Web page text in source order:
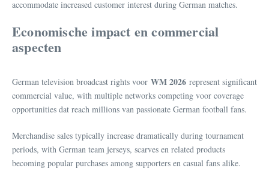
accommodate increased customer interest during German matches.
Economische impact en commercial
aspecten
German television broadcast rights voor WM 2026 represent significant
commercial value, with multiple networks competing voor coverage
opportunities dat reach millions van passionate German football fans.
Merchandise sales typically increase dramatically during tournament
periods, with German team jerseys, scarves en related products
becoming popular purchases among supporters en casual fans alike.